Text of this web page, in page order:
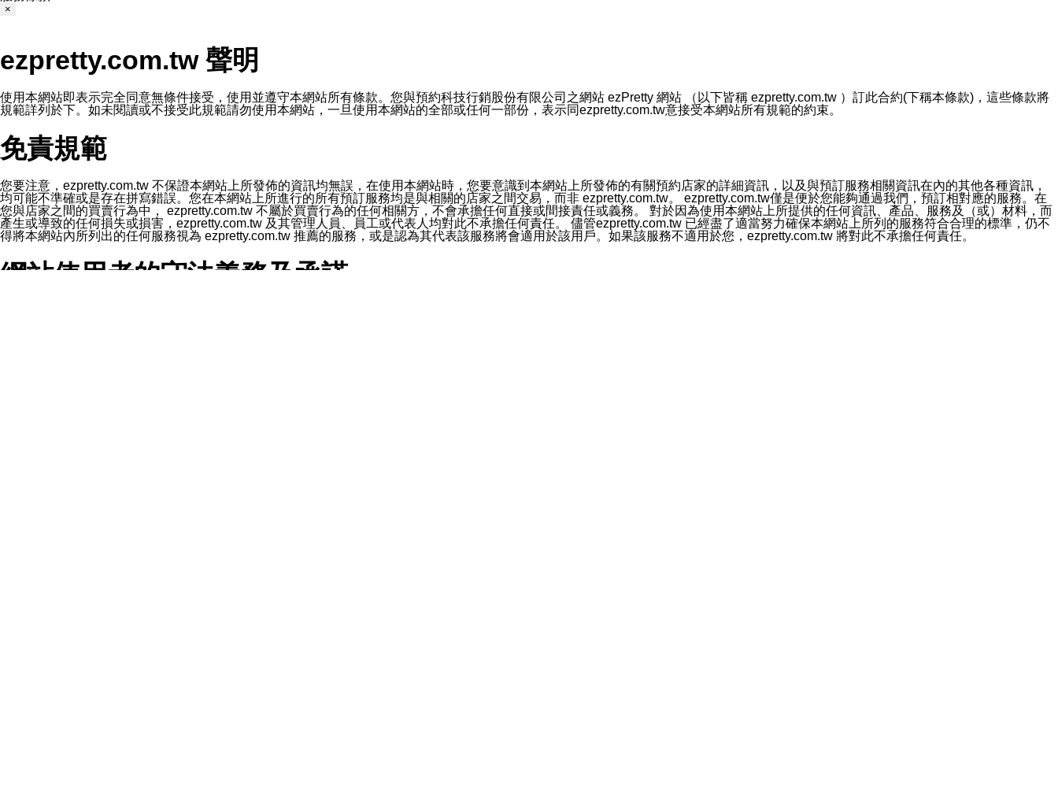
本公司/本服務將以通知型訊息傳送重要訊息給您。即使未加入本公司/本服務好友，您仍可接收到通知型訊息。
本公司/本服務傳送之通知型訊息以對您有效且重要的訊息為限，以廣告或其他目的的訊息皆不會被傳送。滿足以下三個條件者，將可收到通知型訊息。
2.該 LINE 帳號已在 LINE APP 設定中，同意接收通知型訊息。
3.LINE 帳號未封鎖傳送訊息之 LINE 官方帳號。
欲變更通知型訊息的設定，操作如下：
1.點選「主頁」＞「設定」
2.點選「隱私設定」
3.點選「提供使用資料」
5.開關「接收LINE通知型訊息」
❗️關閉「接收通知型訊息」後，將不會接收到來自任何企業官方帳號或認證官方帳號的通知型訊息。
×
ezpretty.com.tw 聲明
使用本網站即表示完全同意無條件接受，使用並遵守本網站所有條款。您與預約科技行銷股份有限公司之網站 ezPretty 網站 （以下皆稱 ezpretty.com.tw ）訂此合約(下稱本條款)，這些條款將
規範詳列於下。如未閱讀或不接受此規範請勿使用本網站，一旦使用本網站的全部或任何一部份，表示同ezpretty.com.tw意接受本網站所有規範的約束。
免責規範
您要注意，ezpretty.com.tw 不保證本網站上所發佈的資訊均無誤，在使用本網站時，您要意識到本網站上所發佈的有關預約店家的詳細資訊，以及與預訂服務相關資訊在內的其他各種資訊，
均可能不準確或是存在拼寫錯誤。您在本網站上所進行的所有預訂服務均是與相關的店家之間交易，而非 ezpretty.com.tw。 ezpretty.com.tw僅是便於您能夠通過我們，預訂相對應的服務。在
您與店家之間的買賣行為中， ezpretty.com.tw 不屬於買賣行為的任何相關方，不會承擔任何直接或間接責任或義務。 對於因為使用本網站上所提供的任何資訊、產品、服務及（或）材料，而
產生或導致的任何損失或損害，ezpretty.com.tw 及其管理人員、員工或代表人均對此不承擔任何責任。 儘管ezpretty.com.tw 已經盡了適當努力確保本網站上所列的服務符合合理的標準，仍不
得將本網站內所列出的任何服務視為 ezpretty.com.tw 推薦的服務，或是認為其代表該服務將會適用於該用戶。如果該服務不適用於您，ezpretty.com.tw 將對此不承擔任何責任。
網站使用者的守法義務及承諾